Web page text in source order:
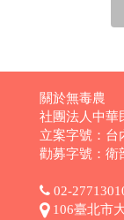
關於無毒農
社團法人中華
立案字號：台
勸募字號：衛
02-
106臺北市